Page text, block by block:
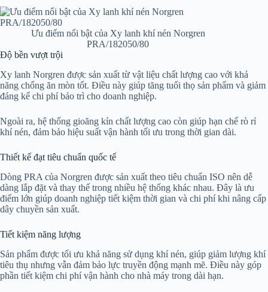
Ưu điểm nổi bật của Xy lanh khí nén Norgren
PRA/182050/80
Độ bền vượt trội
Xy lanh Norgren được sản xuất từ vật liệu chất lượng cao với khả
năng chống ăn mòn tốt. Điều này giúp tăng tuổi thọ sản phẩm và giảm
đáng kể chi phí bảo trì cho doanh nghiệp.
Ngoài ra, hệ thống gioăng kín chất lượng cao còn giúp hạn chế rò rỉ
khí nén, đảm bảo hiệu suất vận hành tối ưu trong thời gian dài.
Thiết kế đạt tiêu chuẩn quốc tế
Dòng PRA của Norgren được sản xuất theo tiêu chuẩn ISO nên dễ
dàng lắp đặt và thay thế trong nhiều hệ thống khác nhau. Đây là ưu
điểm lớn giúp doanh nghiệp tiết kiệm thời gian và chi phí khi nâng cấp
dây chuyền sản xuất.
Tiết kiệm năng lượng
Sản phẩm được tối ưu khả năng sử dụng khí nén, giúp giảm lượng khí
tiêu thụ nhưng vẫn đảm bảo lực truyền động mạnh mẽ. Điều này góp
phần tiết kiệm chi phí vận hành cho nhà máy trong dài hạn.